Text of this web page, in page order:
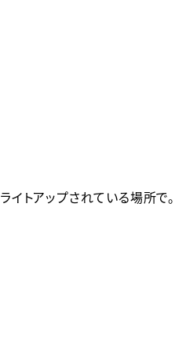
ライトアップされている場所で。